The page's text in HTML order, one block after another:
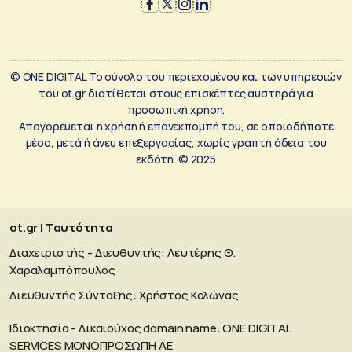
© ONE DIGITAL Το σύνολο του περιεχομένου και των υπηρεσιών
του ot.gr διατίθεται στους επισκέπτες αυστηρά για
προσωπική χρήση.
Απαγορεύεται η χρήση ή επανεκπομπή του, σε οποιοδήποτε
μέσο, μετά ή άνευ επεξεργασίας, χωρίς γραπτή άδεια του
εκδότη. © 2025
ot.gr | Ταυτότητα
Διαχειριστής - Διευθυντής: Λευτέρης Θ.
Χαραλαμπόπουλος
Διευθυντής Σύνταξης: Χρήστος Κολώνας
Ιδιοκτησία - Δικαιούχος domain name: ΟΝΕ DIGITAL
SERVICES MONOΠΡΟΣΩΠΗ ΑΕ